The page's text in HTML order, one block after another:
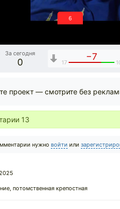
5
За сегодня
0
−7
17
проект — смотрите без
13
нужно войти или
потомственная крепостная